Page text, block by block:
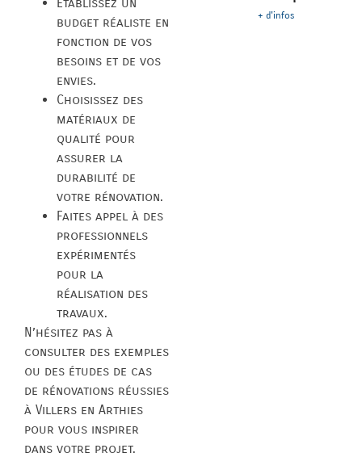
budget réaliste en
fonction de vos
besoins et de vos
envies.
Choisissez des
matériaux de
qualité pour
assurer la
durabilité de
votre rénovation.
Faites appel à des
professionnels
expérimentés
pour la
réalisation des
travaux.
N’hésitez pas à
consulter des exemples
ou des études de cas
de rénovations réussies
à Villers en Arthies
pour vous inspirer
dans votre projet.
+ d'infos